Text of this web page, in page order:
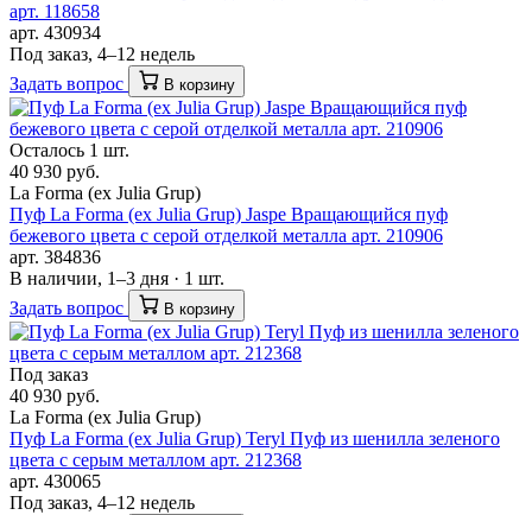
арт. 118658
арт. 430934
Под заказ, 4–12 недель
Задать вопрос
В корзину
Осталось 1 шт.
40 930 руб.
La Forma (ех Julia Grup)
Пуф La Forma (ех Julia Grup) Jaspe Вращающийся пуф
бежевого цвета с серой отделкой металла арт. 210906
арт. 384836
В наличии, 1–3 дня · 1 шт.
Задать вопрос
В корзину
Под заказ
40 930 руб.
La Forma (ех Julia Grup)
Пуф La Forma (ех Julia Grup) Teryl Пуф из шенилла зеленого
цвета с серым металлом арт. 212368
арт. 430065
Под заказ, 4–12 недель